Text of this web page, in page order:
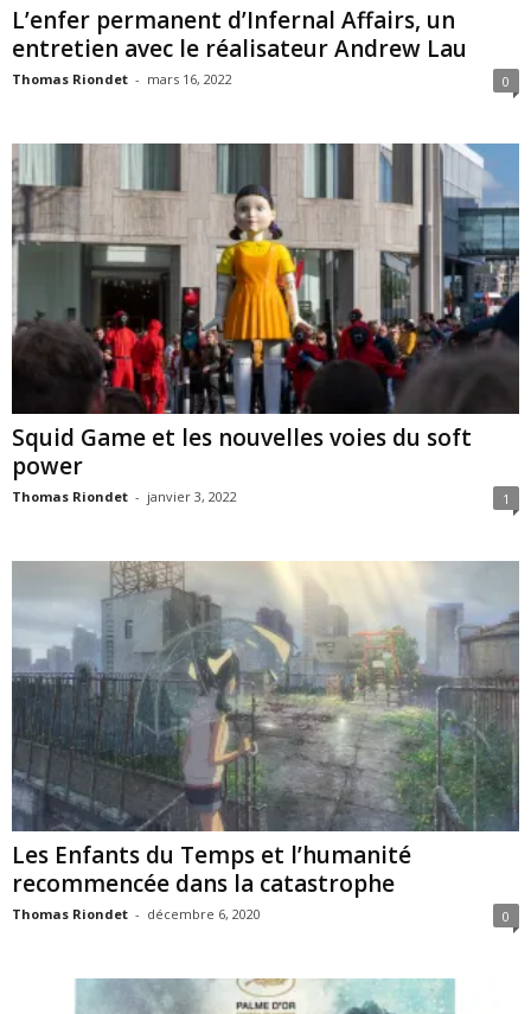
L’enfer permanent d’Infernal Affairs, un
entretien avec le réalisateur Andrew Lau
Thomas Riondet - mars 16, 2022 0
Squid Game et les nouvelles voies du soft
power
Thomas Riondet - janvier 3, 2022 1
Les Enfants du Temps et l’humanité
recommencée dans la catastrophe
Thomas Riondet - décembre 6, 2020 0